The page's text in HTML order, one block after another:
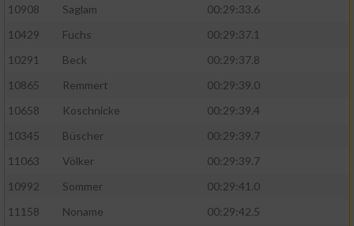
10908
Saglam
00:29:33.6
10429
Fuchs
00:29:37.1
10291
Beck
00:29:37.8
10865
Remmert
00:29:39.0
10658
Koschnicke
00:29:39.4
10345
Büscher
00:29:39.7
11063
Völker
00:29:39.7
10992
Sommer
00:29:41.0
11158
Noname
00:29:42.5